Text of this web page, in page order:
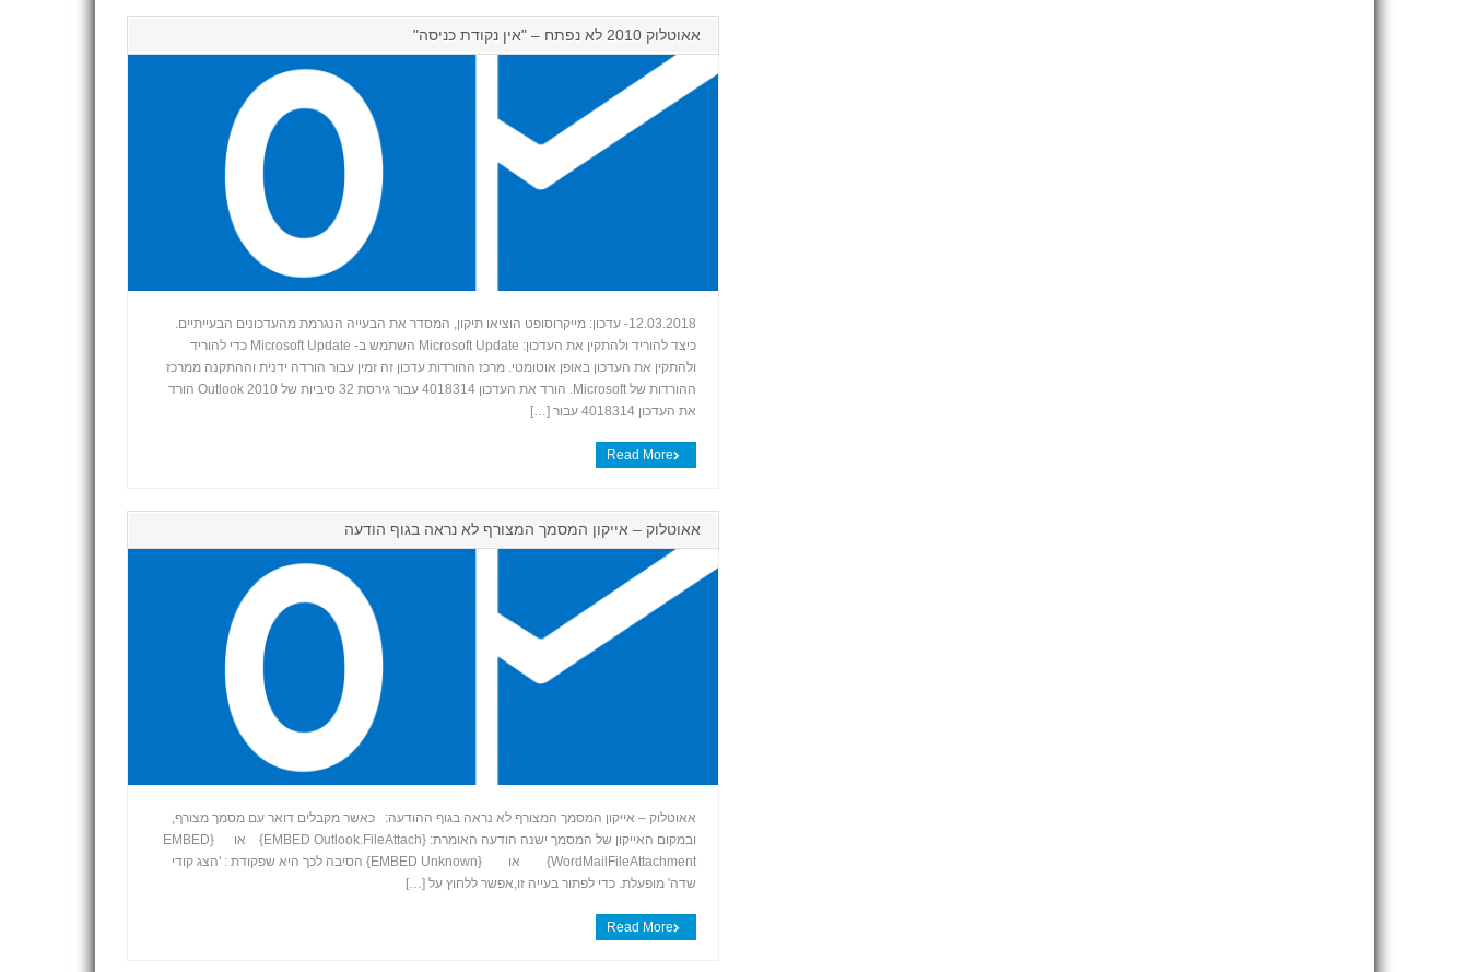
אאוטלוק 2010 לא נפתח – "אין נקודת כניסה"
+
12.03.2018- עדכון: מייקרוסופט הוציאו תיקון, המסדר את הבעייה הנגרמת מהעדכונים הבעייתיים.
כיצד להוריד ולהתקין את העדכון: Microsoft Update השתמש ב- Microsoft Update כדי להוריד
ולהתקין את העדכון באופן אוטומטי. מרכז ההורדות עדכון זה זמין עבור הורדה ידנית וההתקנה ממרכז
ההורדות של Microsoft. הורד את העדכון 4018314 עבור גירסת 32 סיביות של Outlook 2010 הורד
את העדכון 4018314 עבור […]
Read More
אאוטלוק – אייקון המסמך המצורף לא נראה בגוף הודעה
+
אאוטלוק – אייקון המסמך המצורף לא נראה בגוף ההודעה: כאשר מקבלים דואר עם מסמך מצורף,
ובמקום האייקון של המסמך ישנה הודעה האומרת: {EMBED Outlook.FileAttach} או {EMBED
WordMailFileAttachment} או {EMBED Unknown} הסיבה לכך היא שפקודת : 'הצג קודי
שדה' מופעלת. כדי לפתור בעייה זו,אפשר ללחוץ על […]
Read More